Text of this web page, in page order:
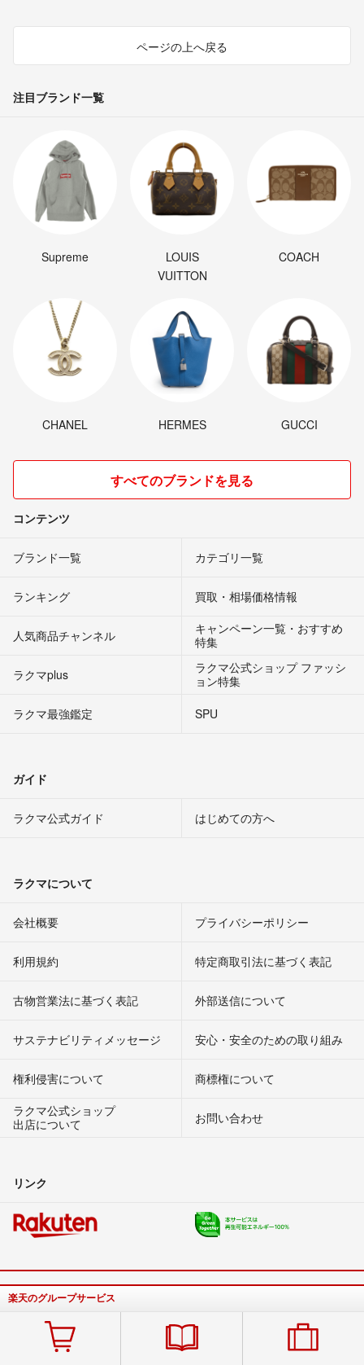
ページの上へ戻る
注目ブランド一覧
Supreme
LOUIS
VUITTON
COACH
CHANEL HERMES GUCCI
すべてのブランドを見る
コンテンツ
ブランド一覧 カテゴリ一覧
ランキング 買取・相場価格情報
人気商品チャンネル
キャンペーン一覧・おすすめ
特集
ラクマplus
ラクマ公式ショップ ファッシ
ョン特集
ラクマ最強鑑定
SPU
ガイド
ラクマ公式ガイド はじめての方へ
ラクマについて
会社概要 プライバシーポリシー
利用規約 特定商取引法に基づく表記
古物営業法に基づく表記 外部送信について
サステナビリティメッセージ 安心・安全のための取り組み
権利侵害について
商標権について
ラクマ公式ショップ
出店について
お問い合わせ
リンク
楽天のグループサービス